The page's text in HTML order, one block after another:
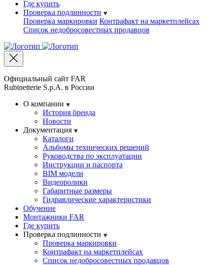
Где купить
Проверка подлинности
Проверка маркировки Контрафакт на маркетплейсах
Cписок недобросовестных продавцов
Официальный сайт FAR
Rubinetterie S.p.A. в России
О компании
История бренда
Новости
Документация
Каталоги
Альбомы технических решений
Руководства по эксплуатации
Инструкции и паспорта
BIM модели
Видеоролики
Габаритные размеры
Гидравлические характеристики
Обучение
Монтажники FAR
Где купить
Проверка подлинности
Проверка маркировки
Контрафакт на маркетплейсах
Cписок недобросовестных продавцов